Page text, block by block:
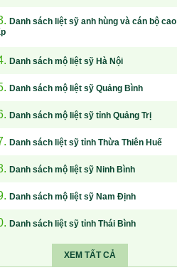
Danh sách liệt sỹ anh hùng và cán bộ cao
Danh sách mộ liệt sỹ Hà Nội
Danh sách mộ liệt sỹ Quảng Bình
Danh sách mộ liệt sỹ tỉnh Quảng Trị
Danh sách liệt sỹ tỉnh Thừa Thiên Huế
Danh sách mộ liệt sỹ Ninh Bình
Danh sách mộ liệt sỹ Nam Định
Danh sách liệt sỹ tỉnh Thái Bình
XEM TẤT CẢ